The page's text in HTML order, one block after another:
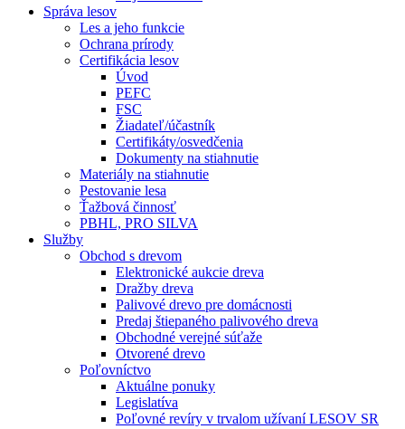
Správa lesov
Les a jeho funkcie
Ochrana prírody
Certifikácia lesov
Úvod
PEFC
FSC
Žiadateľ/účastník
Certifikáty/osvedčenia
Dokumenty na stiahnutie
Materiály na stiahnutie
Pestovanie lesa
Ťažbová činnosť
PBHL, PRO SILVA
Služby
Obchod s drevom
Elektronické aukcie dreva
Dražby dreva
Palivové drevo pre domácnosti
Predaj štiepaného palivového dreva
Obchodné verejné súťaže
Otvorené drevo
Poľovníctvo
Aktuálne ponuky
Legislatíva
Poľovné revíry v trvalom užívaní LESOV SR